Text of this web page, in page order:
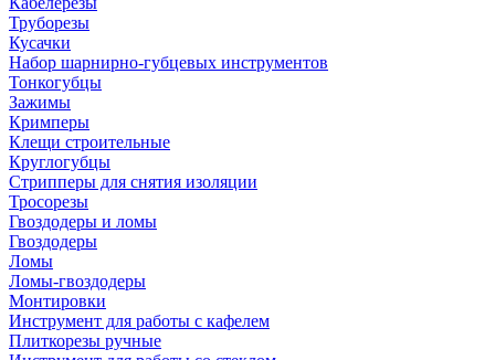
Труборезы
Кусачки
Набор шарнирно-губцевых инструментов
Тонкогубцы
Зажимы
Кримперы
Клещи строительные
Круглогубцы
Стрипперы для снятия изоляции
Тросорезы
Гвоздодеры и ломы
Гвоздодеры
Ломы
Ломы-гвоздодеры
Монтировки
Инструмент для работы с кафелем
Плиткорезы ручные